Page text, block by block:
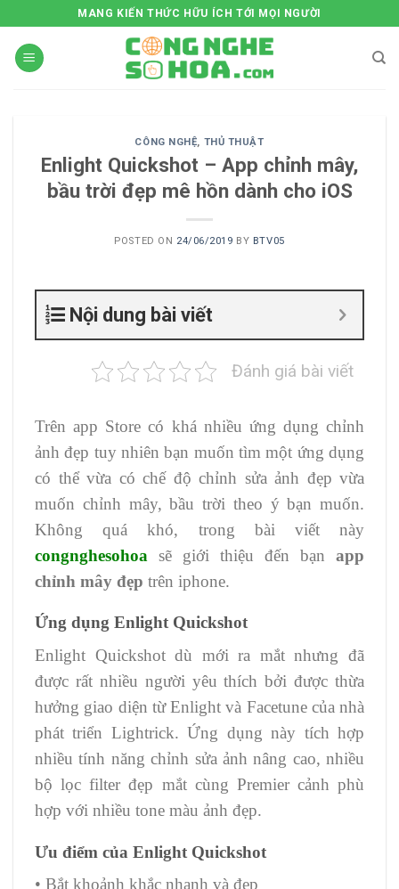
to
content
MANG KIẾN THỨC HỮU ÍCH TỚI MỌI NGƯỜI
CÔNG NGHỆ, THỦ THUẬT
Enlight Quickshot – App chỉnh mây,
bầu trời đẹp mê hồn dành cho iOS
POSTED ON 24/06/2019 BY BTV05
Nội dung bài viết
Đánh giá bài viết
Trên app Store có khá nhiều ứng dụng chỉnh
ảnh đẹp tuy nhiên bạn muốn tìm một ứng dụng
có thể vừa có chế độ chỉnh sửa ảnh đẹp vừa
muốn chỉnh mây, bầu trời theo ý bạn muốn.
Không quá khó, trong bài viết này
congnghesohoa sẽ giới thiệu đến bạn app
chỉnh mây đẹp trên iphone.
Ứng dụng Enlight Quickshot
Enlight Quickshot dù mới ra mắt nhưng đã
được rất nhiều người yêu thích bởi được thừa
hưởng giao diện từ Enlight và Facetune của nhà
phát triển Lightrick. Ứng dụng này tích hợp
nhiều tính năng chỉnh sửa ảnh nâng cao, nhiều
bộ lọc filter đẹp mắt cùng Premier cảnh phù
hợp với nhiều tone màu ảnh đẹp.
Ưu điểm của Enlight Quickshot
• Bắt khoảnh khắc nhanh và đẹp